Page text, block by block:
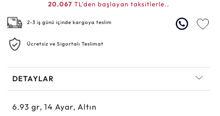
20.067 TL'den başlayan taksitlerle..
2-3 iş günü içinde kargoya teslim
Ücretsiz ve Sigortalı Teslimat
DETAYLAR
6.93 gr, 14 Ayar, Altın